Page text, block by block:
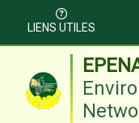
LIENS UTILES